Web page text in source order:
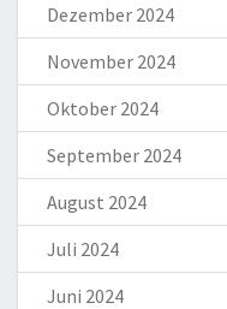
Dezember 2024
November 2024
Oktober 2024
September 2024
August 2024
Juli 2024
Juni 2024